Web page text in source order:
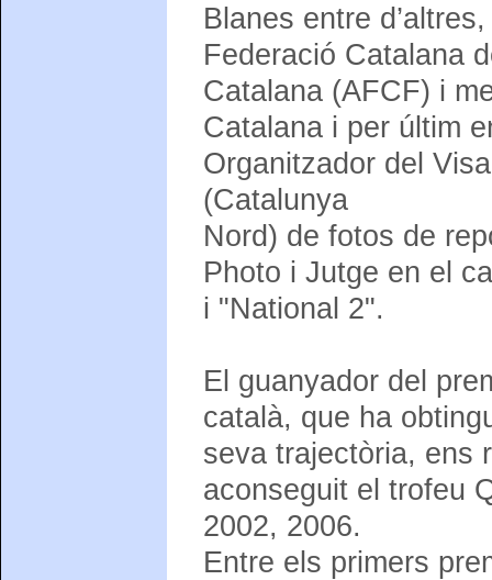
Blanes entre
Federació Catalana
Catalana (AFCF) i
Catalana i per últim
Organitzador del
(Catalunya
Nord) de fotos de
Photo i Jutge en el
i "National 2".
El guanyador del
català, que ha
seva trajectòria, ens
aconseguit el trofeu
2002, 2006.
Entre els primers